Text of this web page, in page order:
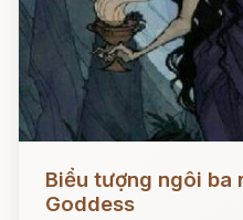
Đọc ngay
Biểu tượng ngôi ba
Goddess